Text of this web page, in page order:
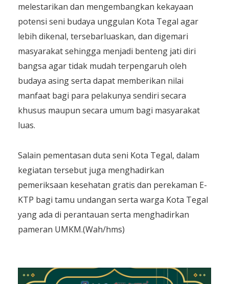
melestarikan dan mengembangkan kekayaan
potensi seni budaya unggulan Kota Tegal agar
lebih dikenal, tersebarluaskan, dan digemari
masyarakat sehingga menjadi benteng jati diri
bangsa agar tidak mudah terpengaruh oleh
budaya asing serta dapat memberikan nilai
manfaat bagi para pelakunya sendiri secara
khusus maupun secara umum bagi masyarakat
luas.
Salain pementasan duta seni Kota Tegal, dalam
kegiatan tersebut juga menghadirkan
pemeriksaan kesehatan gratis dan perekaman E-
KTP bagi tamu undangan serta warga Kota Tegal
yang ada di perantauan serta menghadirkan
pameran UMKM.(Wah/hms)